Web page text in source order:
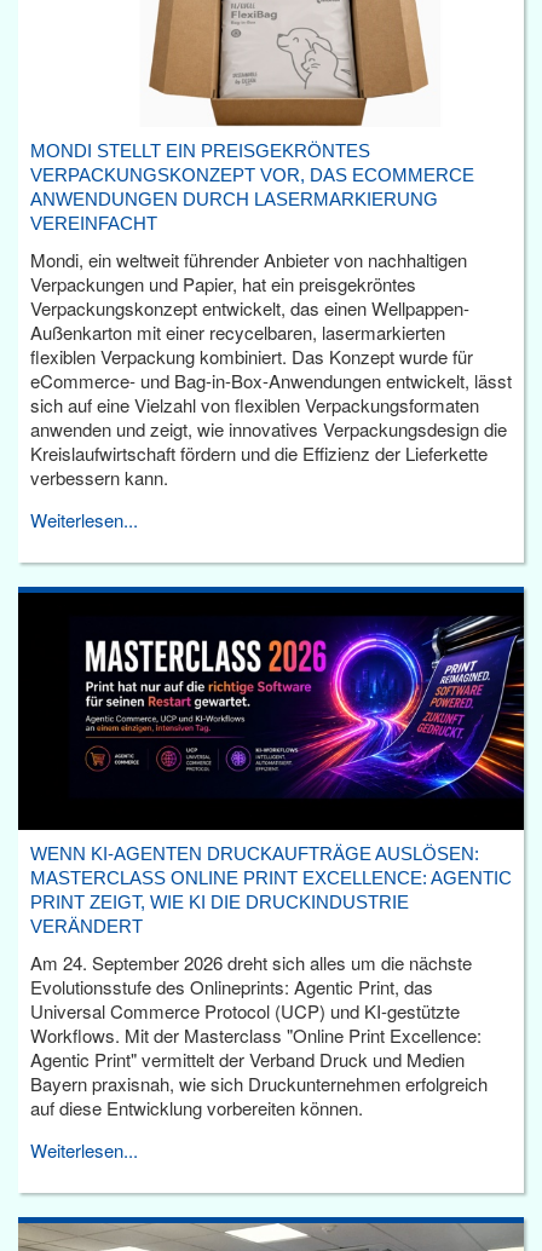
MONDI STELLT EIN PREISGEKRÖNTES
VERPACKUNGSKONZEPT VOR, DAS ECOMMERCE
ANWENDUNGEN DURCH LASERMARKIERUNG
VEREINFACHT
Mondi, ein weltweit führender Anbieter von nachhaltigen
Verpackungen und Papier, hat ein preisgekröntes
Verpackungskonzept entwickelt, das einen Wellpappen-
Außenkarton mit einer recycelbaren, lasermarkierten
flexiblen Verpackung kombiniert. Das Konzept wurde für
eCommerce- und Bag-in-Box-Anwendungen entwickelt, lässt
sich auf eine Vielzahl von flexiblen Verpackungsformaten
anwenden und zeigt, wie innovatives Verpackungsdesign die
Kreislaufwirtschaft fördern und die Effizienz der Lieferkette
verbessern kann.
Weiterlesen...
WENN KI-AGENTEN DRUCKAUFTRÄGE AUSLÖSEN:
MASTERCLASS ONLINE PRINT EXCELLENCE: AGENTIC
PRINT ZEIGT, WIE KI DIE DRUCKINDUSTRIE
VERÄNDERT
Am 24. September 2026 dreht sich alles um die nächste
Evolutionsstufe des Onlineprints: Agentic Print, das
Universal Commerce Protocol (UCP) und KI-gestützte
Workflows. Mit der Masterclass "Online Print Excellence:
Agentic Print" vermittelt der Verband Druck und Medien
Bayern praxisnah, wie sich Druckunternehmen erfolgreich
auf diese Entwicklung vorbereiten können.
Weiterlesen...